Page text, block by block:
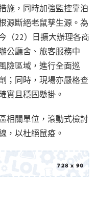
施，同時加強監控靠泊
源斷絕老鼠孳生源。為
（22）日擴大辦理各商
公廳舍、旅客服務中
險區域，進行全面巡
；同時，現場亦嚴格查
實且穩固懸掛。
相關單位，滾動式檢討
，以杜絕鼠疫。